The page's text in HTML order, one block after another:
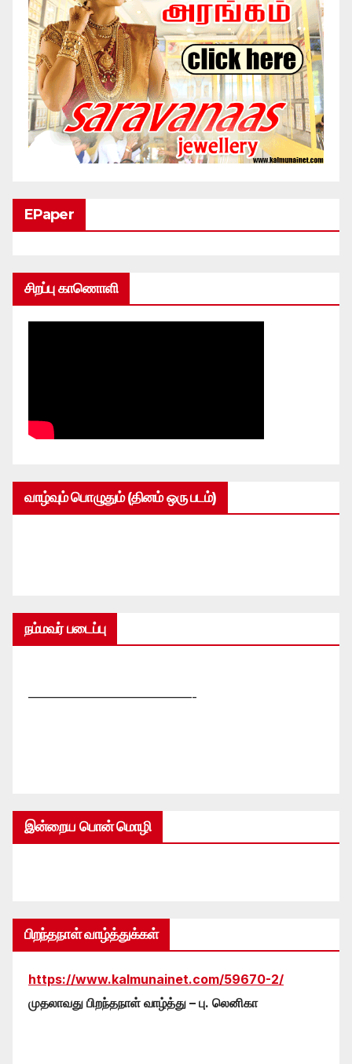
EPaper
சிறப்பு காணொளி
வாழ்வும் பொழுதும் (தினம் ஒரு படம்)
நம்மவர் படைப்பு
—————————————-
இன்றைய பொன் மொழி
பிறந்தநாள் வாழ்த்துக்கள்
https://www.kalmunainet.com/59670-2/
முதலாவது பிறந்தநாள் வாழ்த்து – பு. லெனிகா